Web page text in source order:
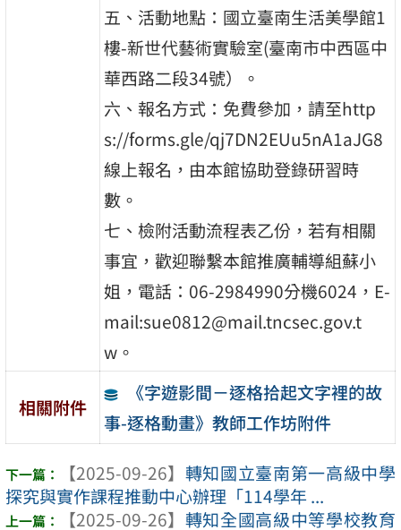
五、活動地點：國立臺南生活美學館1
樓-新世代藝術實驗室(臺南市中西區中
華西路二段34號）。
六、報名方式：免費參加，請至http
s://forms.gle/qj7DN2EUu5nA1aJG8
線上報名，由本館協助登錄研習時
數。
七、檢附活動流程表乙份，若有相關
事宜，歡迎聯繫本館推廣輔導組蘇小
姐，電話：06-2984990分機6024，E-
mail:sue0812@mail.tncsec.gov.t
w。
相關附件
《字遊影間－逐格拾起文字裡的故
事-逐格動畫》教師工作坊附件
【2025-09-26】 轉知國立臺南第一高級中學
探究與實作課程推動中心辦理「114學年 ...
【2025-09-26】 轉知全國高級中等學校教育